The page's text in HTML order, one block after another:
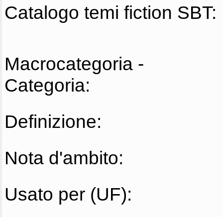
Catalogo temi fiction SBT:
Macrocategoria -
Categoria:
Definizione:
Nota d'ambito:
Usato per (UF):